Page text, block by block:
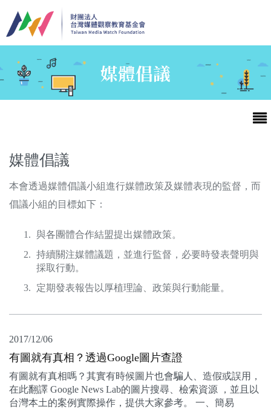
媒體倡議
最新消息
關於我們
監督觀察
媒體素養
研究計畫
媒體倡議
本會透過媒體倡議小組進行媒體政策及媒體表現的監督，而
倡議小組的目標如下：
與各團體合作結盟提出媒體政策。
持續關注媒體議題，並進行監督，必要時發表聲明與
採取行動。
定期發表報告以厚植理論、政策與行動能量。
2017/12/06
有圖就有真相？透過Google圖片查證
有圖就有真相嗎？其實有時候圖片也會騙人、造假或誤用，
在此翻譯 Google News Lab的圖片搜尋、檢索資源 ，並且以
台灣本土的案例實際操作，提供大家參考。 一、簡易